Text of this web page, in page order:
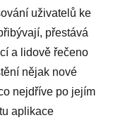
uživatelů ke
přestává
a lidově řečeno
nějak nové
nejdříve po jejím
aplikace